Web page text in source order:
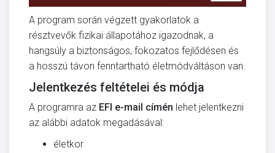
A program során végzett gyakorlatok a
résztvevők fizikai állapotához igazodnak, a
hangsúly a biztonságos, fokozatos fejlődésen és
a hosszú távon fenntartható életmódváltáson van.
Jelentkezés feltételei és módja
A programra az EFI e-mail címén lehet jelentkezni
az alábbi adatok megadásával:
életkor